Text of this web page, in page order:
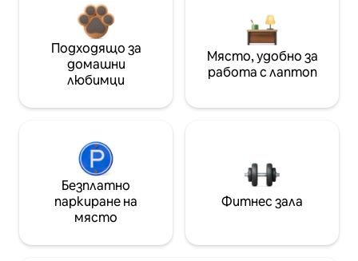
Подходящо за
домашни
любимци
Място, удобно за
работа с лаптоп
Безплатно
паркиране на
място
Фитнес зала